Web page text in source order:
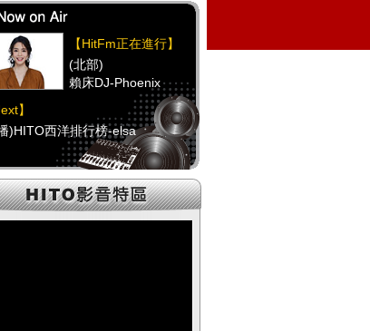
Fm【FB臉書粉絲團】等你加入！
業《DJ推薦》好音樂千萬別錯過！
康報報 最新優惠訊息都在這！
【HitFm正在進行】
(北部)
賴床DJ-Phoenix
】
)HITO西洋排行榜-elsa
【HitFm正在進行】
(中部)